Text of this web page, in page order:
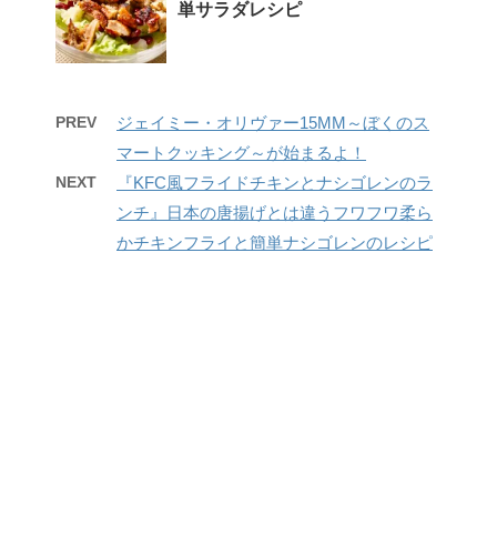
単サラダレシピ
PREV
ジェイミー・オリヴァー15MM～ぼくのス
マートクッキング～が始まるよ！
NEXT
『KFC風フライドチキンとナシゴレンのラ
ンチ』日本の唐揚げとは違うフワフワ柔ら
かチキンフライと簡単ナシゴレンのレシピ